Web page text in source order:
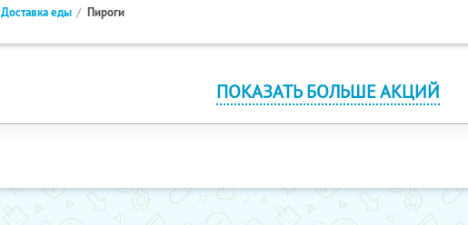
Доставка еды Пироги
ПОКАЗАТЬ БОЛЬШЕ АКЦИЙ